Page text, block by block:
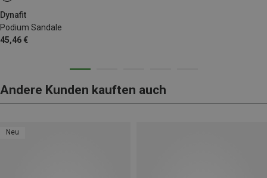
Dynafit
Podium Sandale
45,46 €
Andere Kunden kauften auch
Neu